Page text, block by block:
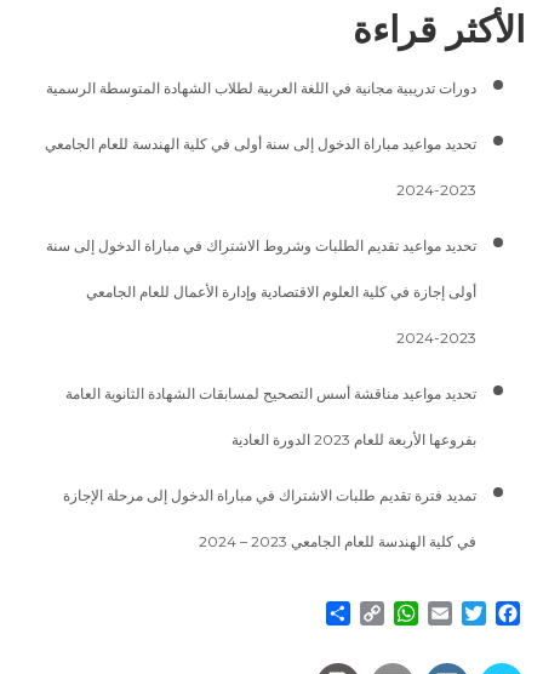
الأكثر قراءة
دورات تدريبية مجانية في اللغة العربية لطلاب الشهادة المتوسطة الرسمية
تحديد مواعيد مباراة الدخول إلى سنة أولى في كلية الهندسة للعام الجامعي
2023-2024
تحديد مواعيد تقديم الطلبات وشروط الاشتراك في مباراة الدخول إلى سنة
أولى إجازة في كلية العلوم الاقتصادية وإدارة الأعمال للعام الجامعي
2023-2024
تحديد مواعيد مناقشة أسس التصحيح لمسابقات الشهادة الثانوية العامة
بفروعها الأربعة للعام 2023 الدورة العادية
تمديد فترة تقديم طلبات الاشتراك في مباراة الدخول إلى مرحلة الإجازة
في كلية الهندسة للعام الجامعي 2023 – 2024
Facebook
Twitter
Email
WhatsApp
Copy